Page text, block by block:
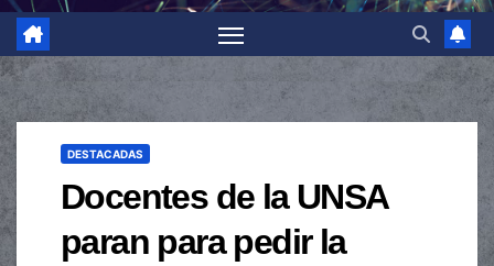
DESTACADAS
Docentes de la UNSA
paran para pedir la